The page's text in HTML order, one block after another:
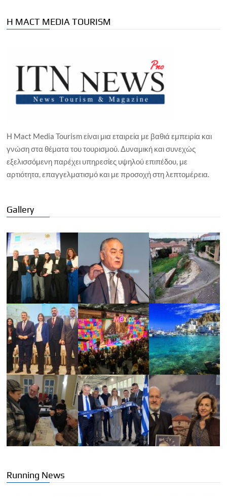
Η MACT MEDIA TOURISM
Η Mact Media Tourism είναι μια εταιρεία με βαθιά εμπειρία και
γνώση στα θέματα του τουρισμού. Δυναμική και συνεχώς
εξελισσόμενη παρέχει υπηρεσίες υψηλού επιπέδου, με
αρτιότητα, επαγγελματισμό και με προσοχή στη λεπτομέρεια.
Gallery
Running News